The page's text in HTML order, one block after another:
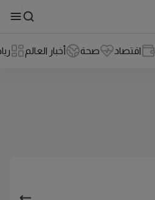
اقتصاد صحة أخبار العالم